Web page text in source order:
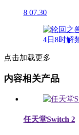
8 07.30
点击加载更多
内容相关产品
任天堂Switch 2